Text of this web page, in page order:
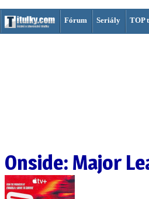
Fórum Seriály TOP
Onside: Major